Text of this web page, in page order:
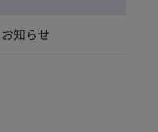
知らせ